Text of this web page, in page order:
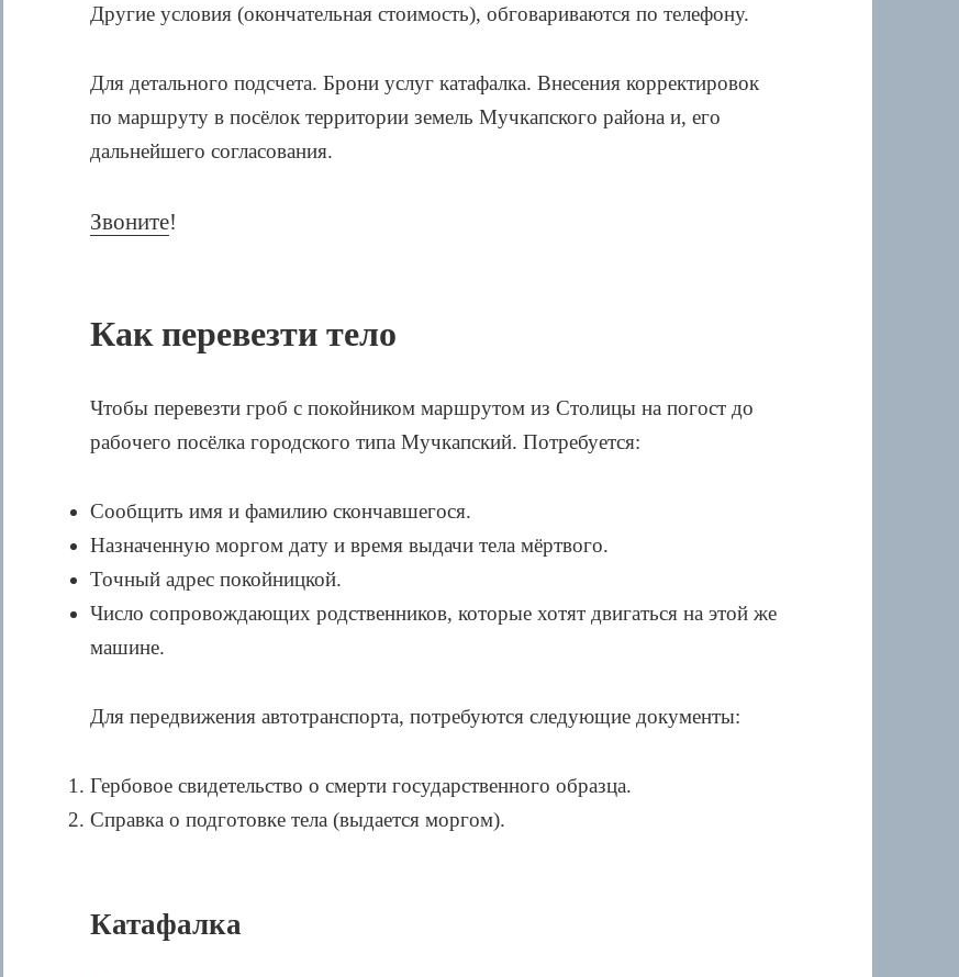
Другие условия (окончательная стоимость), обговариваются по телефону.
Для детального подсчета. Брони услуг катафалка. Внесения корректировок
по маршруту в посёлок территории земель Мучкапского района и, его
дальнейшего согласования.
Звоните!
Как перевезти тело
Чтобы перевезти гроб с покойником маршрутом из Столицы на погост до
рабочего посёлка городского типа Мучкапский. Потребуется:
Сообщить имя и фамилию скончавшегося.
Назначенную моргом дату и время выдачи тела мёртвого.
Точный адрес покойницкой.
Число сопровождающих родственников, которые хотят двигаться на этой же
машине.
Для передвижения автотранспорта, потребуются следующие документы:
Гербовое свидетельство о смерти государственного образца.
Справка о подготовке тела (выдается моргом).
Катафалка